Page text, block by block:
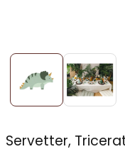
Servetter,